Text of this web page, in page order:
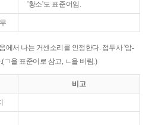
'황소'도 표준어임.
에서 나는 거센소리를 인정한다. 접두사 '암-
ㄱ을 표준어로 삼고, ㄴ을 버림.)
비고